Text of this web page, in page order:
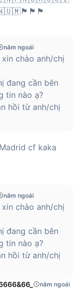
với mức giá tốt nhất
không dây
giá rẻ tại
V600S chính hãng
với mức giá ưu
Hãy đến ngay
đặt hàng online để
năm ngoái
chào anh/chị
đang cần bên
tin nào ạ?
hồi từ anh/chị
cf kaka
năm ngoái
chào anh/chị
đang cần bên
tin nào ạ?
hồi từ anh/chị
năm ngoái